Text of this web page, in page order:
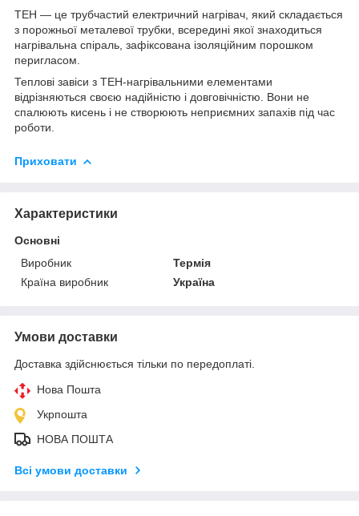
ТЕН — це трубчастий електричний нагрівач, який складається
з порожньої металевої трубки, всередині якої знаходиться
нагрівальна спіраль, зафіксована ізоляційним порошком
перигласом.
Теплові завіси з ТЕН-нагрівальними елементами
відрізняються своєю надійністю і довговічністю. Вони не
спалюють кисень і не створюють неприємних запахів під час
роботи.
Приховати
Характеристики
Основні
Виробник
Термія
Країна виробник
Україна
Умови доставки
Доставка здійснюється тільки по передоплаті.
Нова Пошта
Укрпошта
НОВА ПОШТА
Всі умови доставки